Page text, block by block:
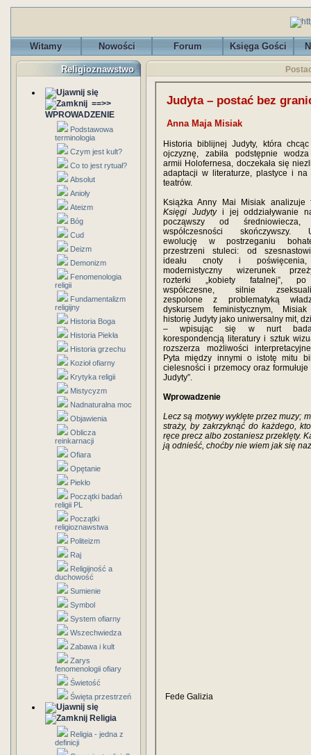
Witamy Nowości Forum Księga Gości
Religioznawstwo
==>>
WPROWADZENIE
Podstawowa
terminologia
Czym jest kult?
Co to jest rytuał?
Absolut
Anioły
Ateizm
Bóg
Cud
Deizm
Demonizm
Fenomenologia
religii
Fundamentalizm
religijny
Historia Boga
Historia Piekła
Historia grzechu
Kozioł ofiarny
Krytyka religii
Mistycyzm
Nadnaturalna moc
Objawienia
Oblicza
reinkarnacji
Ofiara
Opętanie
Piekło
Początki badań
religii PL
Początki
religioznawstwa
Politeizm
Raj
Religijność a
duchowość
Sumienie
Symbol
System ofiarny
Wszechwiedza
Zabawa i kult
Zarys
fenomenologii ofiary
Świetość
Święta przestrzeń
Religia
Religia - jedna z
definicji
Judyta – postać bez
Anna Maja Misiak
Historia biblijnej Judyty, która
ojczyznę, zabiła podstępnie
armii Holofernesa, doczekała się
adaptacji w literaturze, plastyce i na
teatrów.
Książka Anny Mai Misiak analizuje
Księgi Judytyi jej oddziaływanie
począwszy od
współczesności skończywszy.
ewolucję w postrzeganiu
przestrzeni stuleci: od
ideału cnoty i
modernistyczny wizerunek
rozterki „kobiety fatalnej”,
współczesne, silnie
zespolone z problematyką
dyskursem feministycznym,
historię Judyty jako uniwersalny mit,
– wpisując się w nurt
korespondencją literatury i sztuk
rozszerza możliwości
Pyta między innymi o istotę mitu
cielesności i przemocy oraz
Judyty”.
Wprowadzenie
Lecz są motywy wyklęte przez muzy;
straży, by zakrzyknąć do każdego,
ręce precz albo zostaniesz przeklęty.
ją odnieść, choćby nie wiem jak się
Fede Galizia